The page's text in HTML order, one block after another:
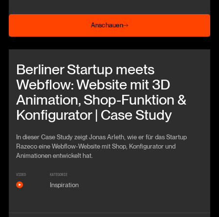
Anschauen
Anschauen
Berliner Startup meets
Webflow: Website mit 3D
Animation, Shop-Funktion &
Konfigurator | Case Study
In dieser Case Study zeigt Jonas Arleth, wie er für das Startup
Razeco eine Webflow-Website mit Shop, Konfigurator und
Animationen entwickelt hat.
VIDEO KATEGORIE
Inspiration